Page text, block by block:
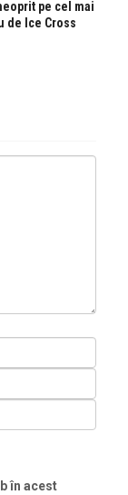
pe cel mai
de Ice Cross
în acest